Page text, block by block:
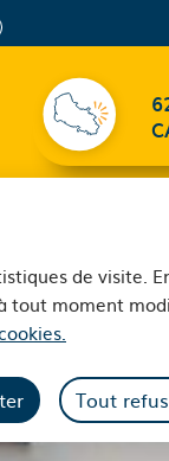
de visite.
tout moment
Tout